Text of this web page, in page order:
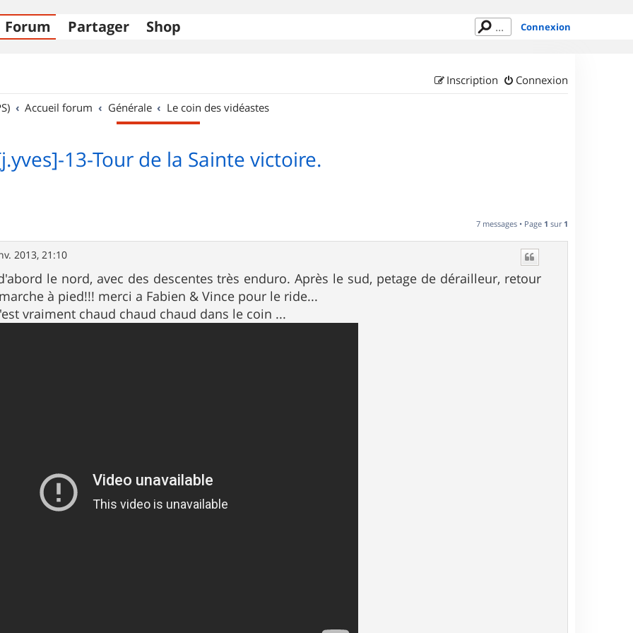
Forum Partager Shop Connexion
Connexion
Inscription
Accueil forum Générale Le coin des vidéastes
13-Tour de la Sainte victoire.
7 messages • Page 1 sur 1
2013, 21:10
le nord, avec des descentes très enduro. Après le sud, petage de dérailleur, retour
à pied!!! merci a Fabien & Vince pour le ride...
vraiment chaud chaud chaud dans le coin ...